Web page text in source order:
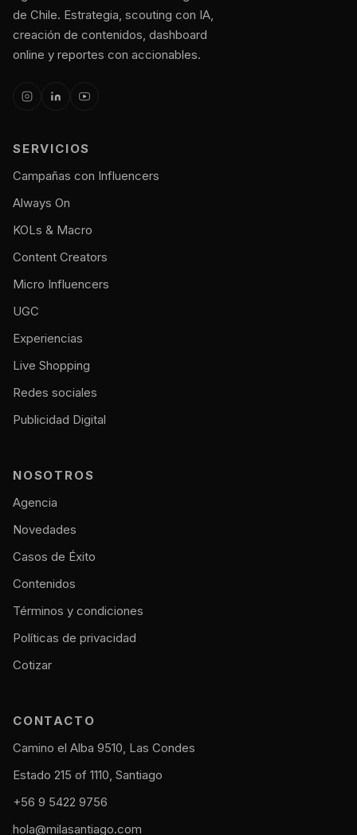
de Chile. Estrategia, scouting con IA,
creación de contenidos, dashboard
online y reportes con accionables.
SERVICIOS
Campañas con Influencers
Always On
KOLs & Macro
Content Creators
Micro Influencers
UGC
Experiencias
Live Shopping
Redes sociales
Publicidad Digital
NOSOTROS
Agencia
Novedades
Casos de Éxito
Contenidos
Términos y condiciones
Políticas de privacidad
Cotizar
CONTACTO
Camino el Alba 9510, Las Condes
Estado 215 of 1110, Santiago
+56 9 5422 9756
hola@milasantiago.com